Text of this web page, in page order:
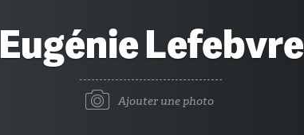
Eugénie Lefebvre
Ajouter une photo